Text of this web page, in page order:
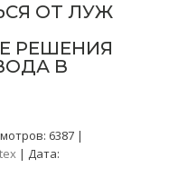
ОТ ЛУЖ
РЕШЕНИЯ
В
6387 |
| Дата: